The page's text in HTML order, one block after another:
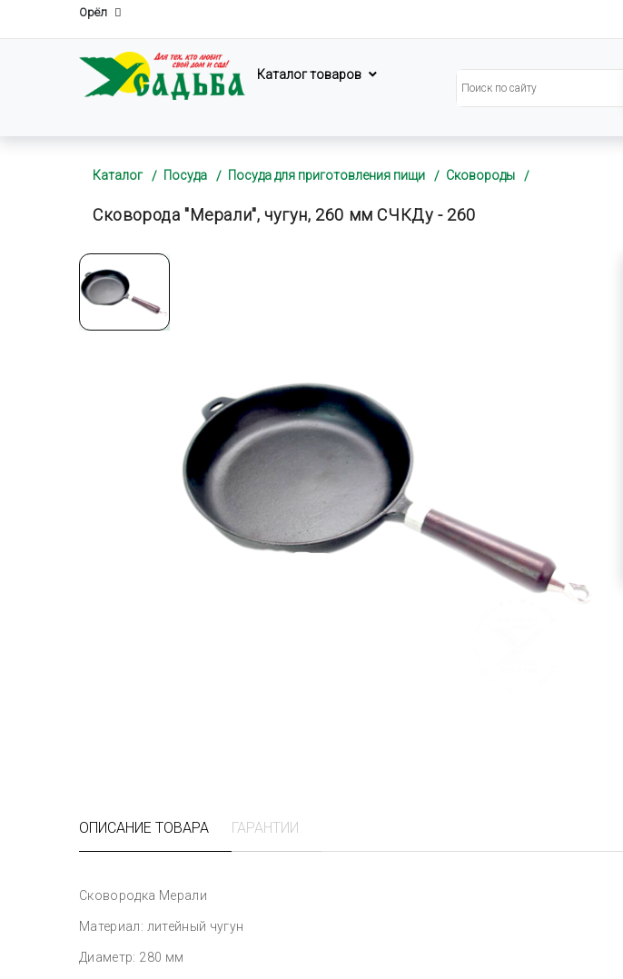
Орёл
Каталог товаров
Каталог Посуда Посуда для приготовления пищи Сковороды
Сковорода "Мерали", чугун, 260 мм СЧКДу - 260
ОПИСАНИЕ ТОВАРА ГАРАНТИИ
Сковородка Мерали
Материал: литейный чугун
Диаметр: 280 мм